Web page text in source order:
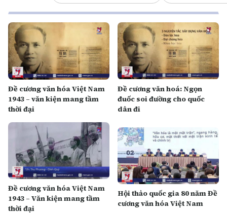
Đề cương văn hóa Việt Nam
1943 – văn kiện mang tầm
thời đại
Đề cương văn hoá: Ngọn
đuốc soi đường cho quốc
dân đi
Đề cương văn hóa Việt Nam
1943 – Văn kiện mang tầm
thời đại
Hội thảo quốc gia 80 năm Đề
cương văn hóa Việt Nam